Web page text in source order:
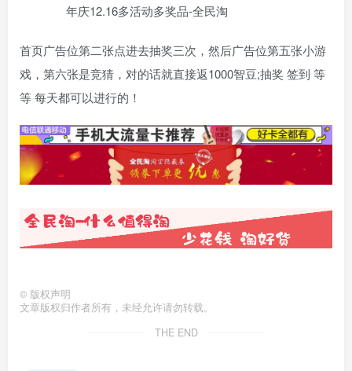
首页广告位第二张点进去抽奖三次，然后广告位第五张小游
戏，第六张是竞猜，对的话就直接返1000智豆;抽奖 签到 等
等 每天都可以进行的！
© 版权声明
文章版权归作者所有，未经允许请勿转载。
THE END